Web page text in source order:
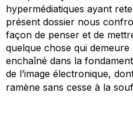
hypermédiatiques ayant
présent dossier nous
façon de penser et de
quelque chose qui
enchaîné dans la
de l’image électronique,
ramène sans cesse à la